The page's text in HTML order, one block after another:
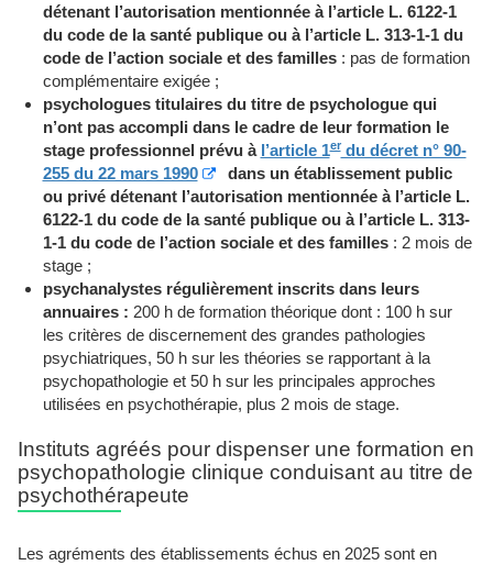
détenant l’autorisation mentionnée à l’article L. 6122-1
du code de la santé publique ou à l’article L. 313-1-1 du
code de l’action sociale et des familles: pas de formation
complémentaire exigée ;
psychologues titulaires du titre de psychologue qui
n’ont pas accompli dans le cadre de leur formation le
stage professionnel prévu à l’article 1erdu décret n° 90-
255 du 22 mars 1990
dans un établissement public
ou privé détenant l’autorisation mentionnée à l’article L.
6122-1 du code de la santé publique ou à l’article L. 313-
1-1 du code de l’action sociale et des familles: 2 mois de
stage ;
psychanalystes régulièrement inscrits dans leurs
annuaires : 200 h de formation théorique dont : 100 h sur
les critères de discernement des grandes pathologies
psychiatriques, 50 h sur les théories se rapportant à la
psychopathologie et 50 h sur les principales approches
utilisées en psychothérapie, plus 2 mois de stage.
Instituts agréés pour dispenser une formation en
psychopathologie clinique conduisant au titre de
psychothérapeute
Les agréments des établissements échus en 2025 sont en